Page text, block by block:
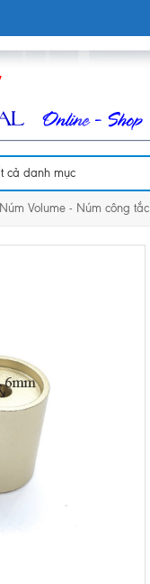
Núm Volume - Núm công tắc